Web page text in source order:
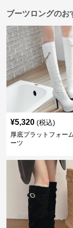
ブーツロングのお
¥5,320 (税込)
厚底プラットフォー
ーツ